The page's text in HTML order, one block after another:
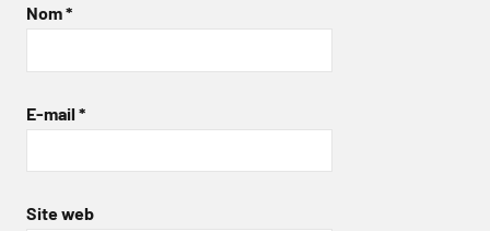
Nom*
E-mail *
Site web